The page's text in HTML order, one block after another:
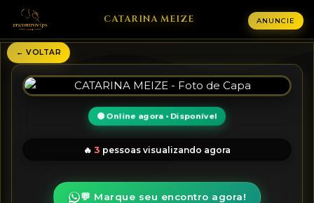
CATARINA MEIZE ANUNCIE
← VOLTAR
🟢 Online agora • Disponível
🔥 3 pessoas visualizando agora
💬 Marque seu encontro agora!